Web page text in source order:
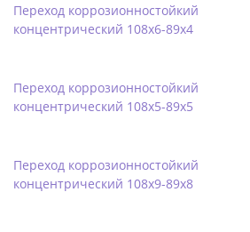
Переход коррозионностойкий
концентрический 108х6-89х4
Переход коррозионностойкий
концентрический 108х5-89х5
Переход коррозионностойкий
концентрический 108х9-89х8